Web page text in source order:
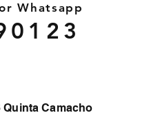
Whatsapp
Quinta Camacho